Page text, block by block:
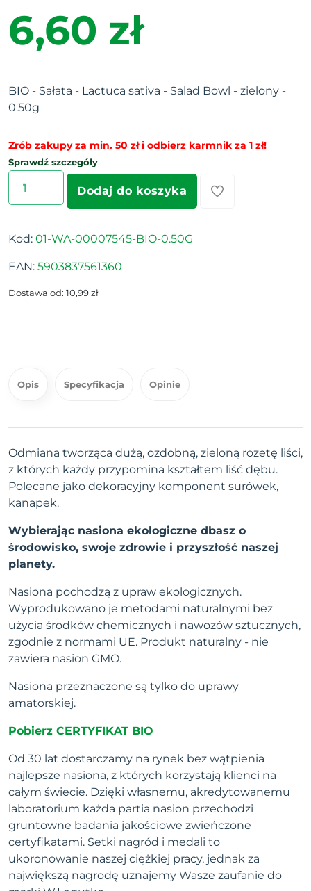
6,60 zł
BIO - Sałata - Lactuca sativa - Salad Bowl - zielony -
0.50g
Zrób zakupy za min. 50 zł i odbierz karmnik za 1 zł!
Sprawdź szczegóły
Dodaj do koszyka
Kod: 01-WA-00007545-BIO-0.50G
EAN: 5903837561360
Dostawa od: 10,99 zł
Opis Specyfikacja Opinie
Odmiana tworząca dużą, ozdobną, zieloną rozetę liści,
z których każdy przypomina kształtem liść dębu.
Polecane jako dekoracyjny komponent surówek,
kanapek.
Wybierając nasiona ekologiczne dbasz o
środowisko, swoje zdrowie i przyszłość naszej
planety.
Nasiona pochodzą z upraw ekologicznych.
Wyprodukowano je metodami naturalnymi bez
użycia środków chemicznych i nawozów sztucznych,
zgodnie z normami UE. Produkt naturalny - nie
zawiera nasion GMO.
Nasiona przeznaczone są tylko do uprawy
amatorskiej.
Pobierz CERTYFIKAT BIO
Od 30 lat dostarczamy na rynek bez wątpienia
najlepsze nasiona, z których korzystają klienci na
całym świecie. Dzięki własnemu, akredytowanemu
laboratorium każda partia nasion przechodzi
gruntowne badania jakościowe zwieńczone
certyfikatami. Setki nagród i medali to
ukoronowanie naszej ciężkiej pracy, jednak za
największą nagrodę uznajemy Wasze zaufanie do